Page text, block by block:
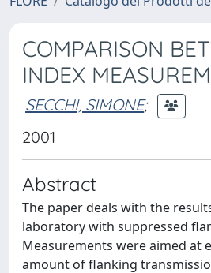
COMPARISON
INDEX
SECCHI, SIMONE;
2001
Abstract
The paper deals with the
laboratory with suppressed
Measurements were aimed at
amount of flanking